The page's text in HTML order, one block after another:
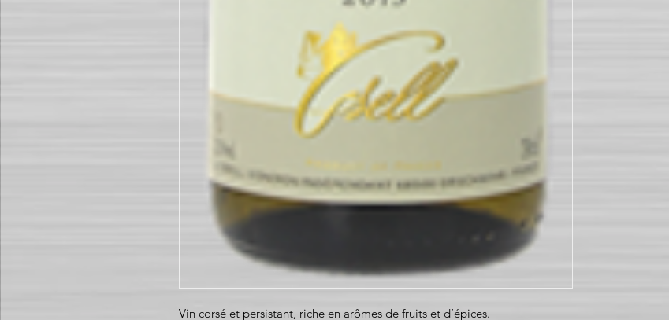
Vin corsé et persistant, riche en arômes de fruits et d’épices.